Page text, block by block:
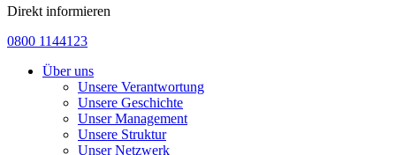
Direkt informieren
0800 1144123
Über uns
Unsere Verantwortung
Unsere Geschichte
Unser Management
Unsere Struktur
Unser Netzwerk